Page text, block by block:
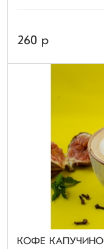
260 p
КОФЕ КАПУЧИНО